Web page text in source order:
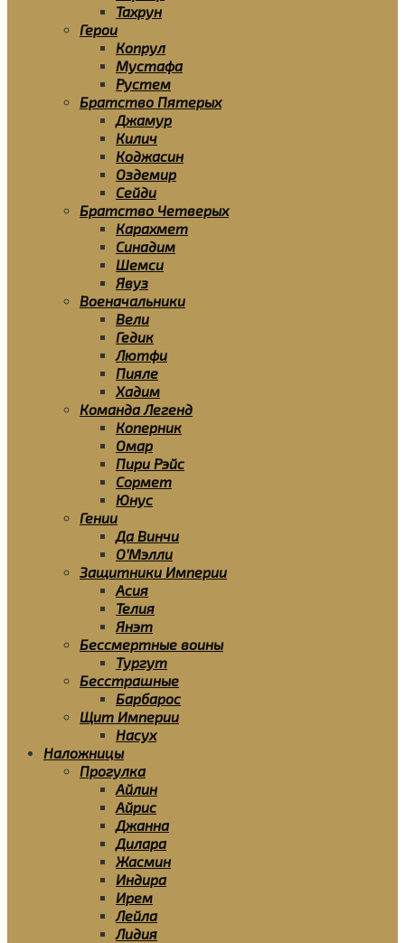
Тахрун
Герои
Копрул
Мустафа
Рустем
Братство Пятерых
Джамур
Килич
Коджасин
Оздемир
Сейди
Братство Четверых
Карахмет
Синадим
Шемси
Явуз
Военачальники
Вели
Гедик
Лютфи
Пияле
Хадим
Команда Легенд
Коперник
Омар
Пири Рэйс
Сормет
Юнус
Гении
Да Винчи
О’Мэлли
Защитники Империи
Асия
Телия
Янэт
Бессмертные воины
Тургут
Бесстрашные
Барбарос
Щит Империи
Насух
Наложницы
Прогулка
Айлин
Айрис
Джанна
Дилара
Жасмин
Индира
Ирем
Лейла
Лидия